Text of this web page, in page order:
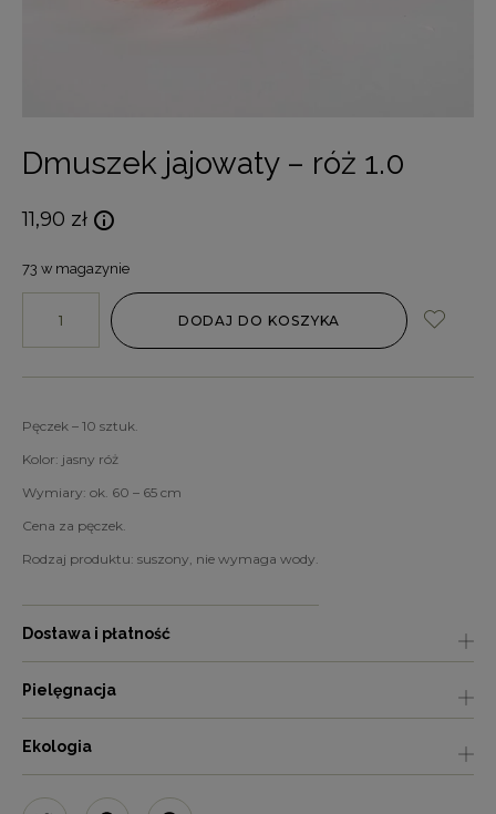
Dmuszek jajowaty – róż 1.0
11,90 zł
73 w magazynie
DODAJ DO KOSZYKA
Pęczek – 10 sztuk.
Kolor: jasny róż
Wymiary: ok. 60 – 65 cm
Cena za pęczek.
Rodzaj produktu: suszony, nie wymaga wody.
Dostawa i płatność
Pielęgnacja
Ekologia